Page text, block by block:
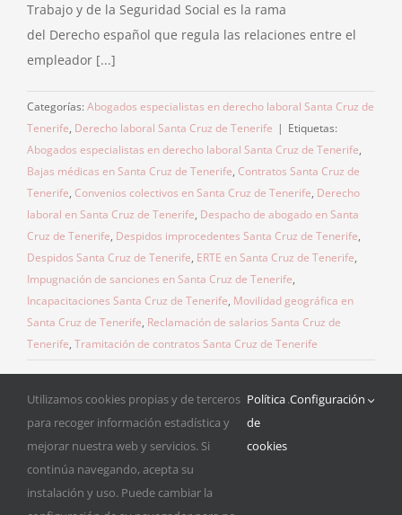
Trabajo y de la Seguridad Social es la rama
del Derecho español que regula las relaciones entre el
empleador [...]
Categorías: Abogados especialistas en derecho laboral Santa Cruz de
Tenerife, Derecho laboral Santa Cruz de Tenerife | Etiquetas:
Abogados especialistas en derecho laboral Santa Cruz de Tenerife,
Bajas médicas en Santa Cruz de Tenerife, Contratos Santa Cruz de
Tenerife, Convenios colectivos en Santa Cruz de Tenerife, Derecho
laboral en Santa Cruz de Tenerife, Despacho de abogado en Santa
Cruz de Tenerife, Despidos improcedentes Santa Cruz de Tenerife,
Despidos Santa Cruz de Tenerife, ERTE en Santa Cruz de Tenerife,
Impugnación de sanciones en Santa Cruz de Tenerife,
Incapacitaciones Santa Cruz de Tenerife, Movilidad geográfica en
Santa Cruz de Tenerife, Reclamación de salarios Santa Cruz de
Tenerife, Tramitación de contratos Santa Cruz de Tenerife
© Copyright 2015 -2026 Estévez & Asociados |
Utilizamos cookies propias y de terceros
para recoger información estadística y
mejorar nuestra web y servicios. Si
continúa navegando, acepta su
instalación y uso. Puede cambiar la
Política
de
cookies
.Configuración